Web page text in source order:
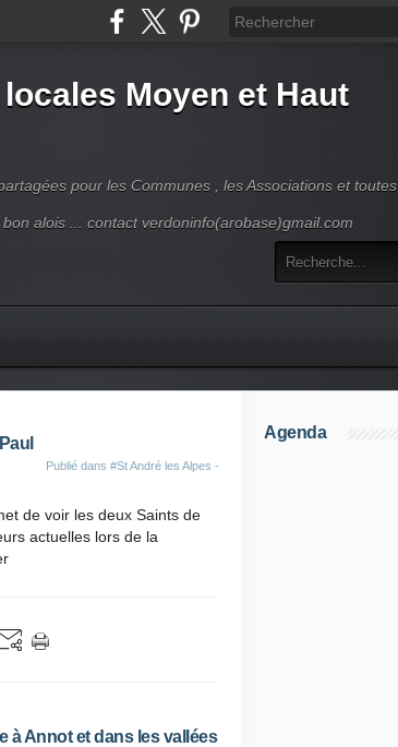
Moyen et Haut
pour les Communes , les Associations et toutes
alois ... contact verdoninfo(arobase)gmail.com
Publié dans #St André les Alpes -
de voir les deux Saints de
actuelles lors de la
à Annot et dans les vallées
Agenda